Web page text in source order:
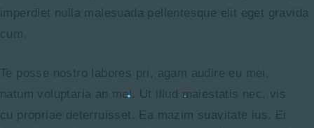
imperdiet nulla malesuada pellentesque elit eget gravida
cum.
Te posse nostro labores pri, agam audire eu mei,
natum voluptaria an mel. Ut illud maiestatis nec, vis
cu propriae deterruisset. Ea mazim suavitate ius. Ei